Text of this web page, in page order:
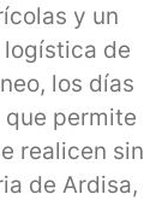
y un
logística de
los días
que permite
realicen sin
de Ardisa,